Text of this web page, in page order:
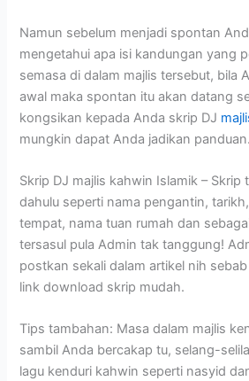
Namun sebelum menjadi spontan
mengetahui apa isi kandungan yang
semasa di dalam majlis tersebut, bila
awal maka spontan itu akan datang
kongsikan kepada Anda skrip DJ
mungkin dapat Anda jadikan panduan.
Skrip DJ majlis kahwin Islamik – Skrip
dahulu seperti nama pengantin,
tempat, nama tuan rumah dan
tersasul pula Admin tak tanggung!
postkan sekali dalam artikel nih
link download skrip mudah.
Tips tambahan: Masa dalam majlis
sambil Anda bercakap tu, selang-
lagu kenduri kahwin seperti nasyid